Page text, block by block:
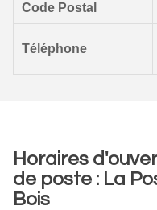
Code Postal
Téléphone
Horaires
de poste : La
Bois